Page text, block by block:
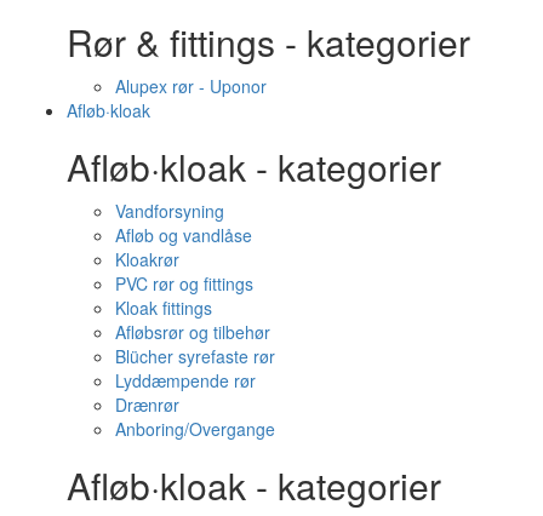
Rør & fittings - kategorier
Alupex rør - Uponor
Afløb·kloak
Afløb·kloak - kategorier
Vandforsyning
Afløb og vandlåse
Kloakrør
PVC rør og fittings
Kloak fittings
Afløbsrør og tilbehør
Blücher syrefaste rør
Lyddæmpende rør
Drænrør
Anboring/Overgange
Afløb·kloak - kategorier